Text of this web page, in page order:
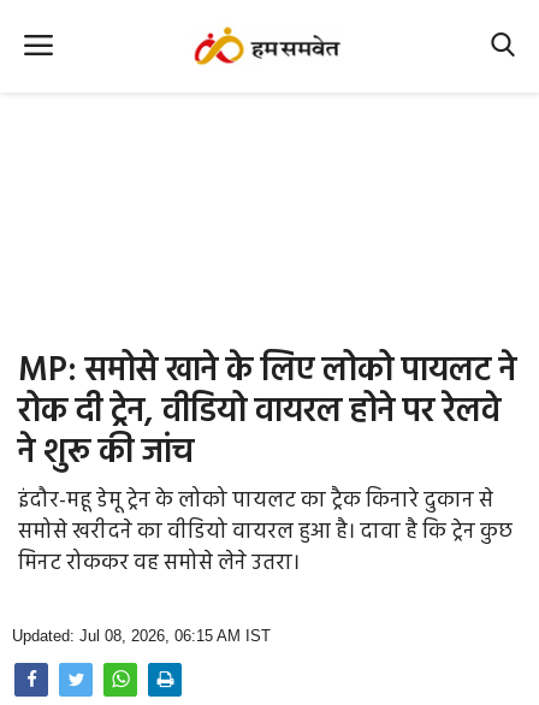
Office Office
Political Gossips
Farm & Food
Opinion
Photo Gallery
MP: समोसे खाने के लिए लोको पायलट ने
रोक दी ट्रेन, वीडियो वायरल होने पर रेलवे
ने शुरू की जांच
इंदौर-महू डेमू ट्रेन के लोको पायलट का ट्रैक किनारे दुकान से
समोसे खरीदने का वीडियो वायरल हुआ है। दावा है कि ट्रेन कुछ
मिनट रोककर वह समोसे लेने उतरा।
Updated: Jul 08, 2026, 06:15 AM IST